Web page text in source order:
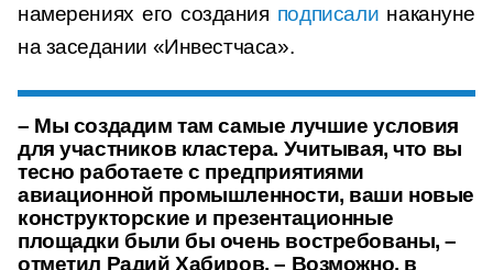
намерениях его создания подписали накануне
на заседании «Инвестчаса».
– Мы создадим там самые лучшие условия
для участников кластера. Учитывая, что вы
тесно работаете с предприятиями
авиационной промышленности, ваши новые
конструкторские и презентационные
площадки были бы очень востребованы, –
отметил Радий Хабиров. – Возможно, в